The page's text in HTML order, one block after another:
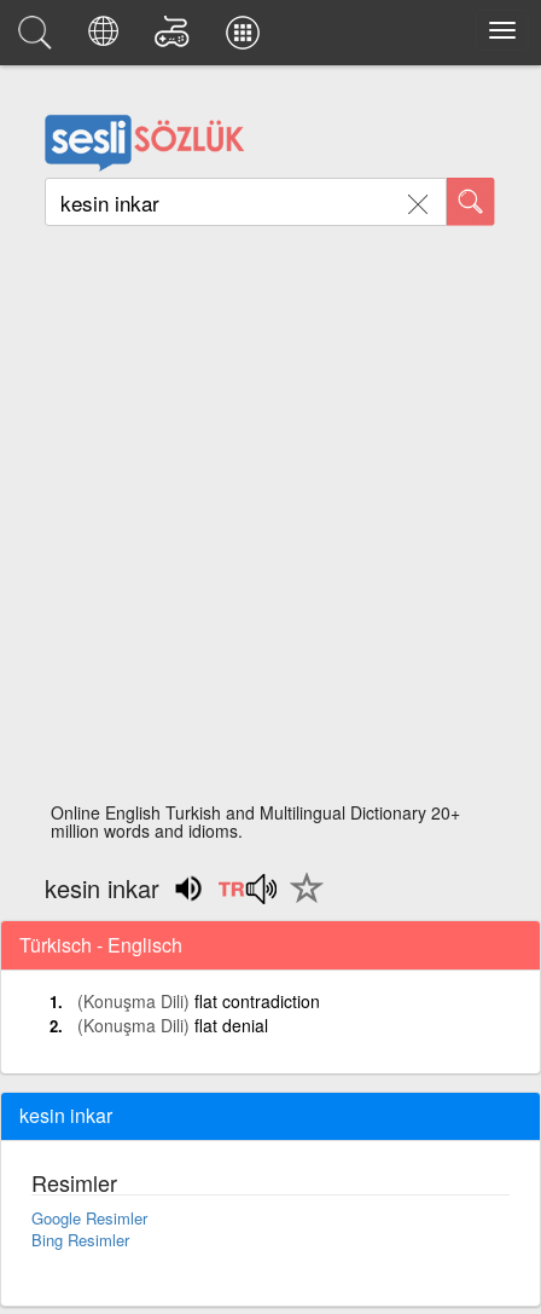
Online English Turkish and Multilingual Dictionary 20+
million words and idioms.
kesin inkar
Türkisch - Englisch
(Konuşma Dili) flat contradiction
(Konuşma Dili) flat denial
kesin inkar
Resimler
Google Resimler
Bing Resimler